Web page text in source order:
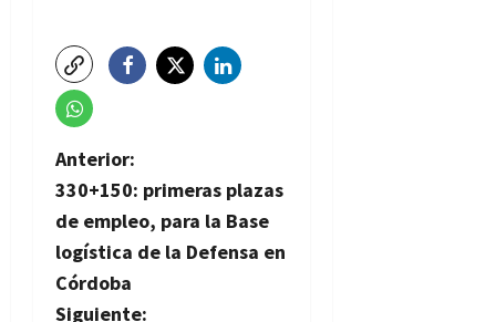
N
a
v
e
Anterior:
330+150: primeras plazas
de empleo, para la Base
logística de la Defensa en
Córdoba
Siguiente: